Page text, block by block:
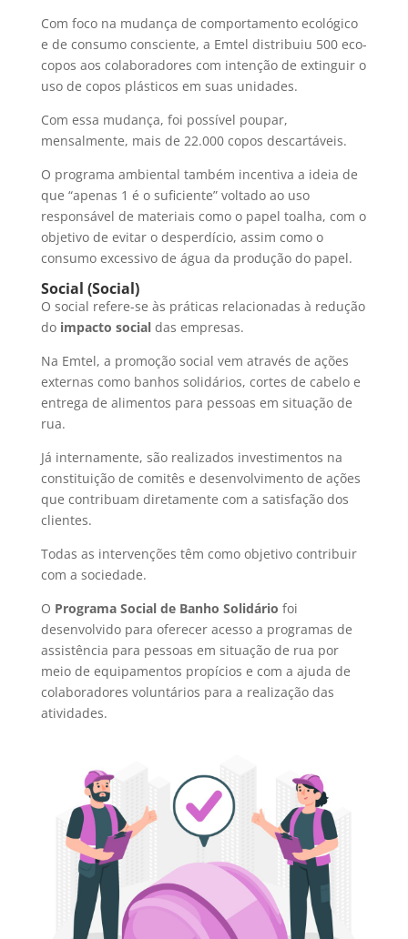
Com foco na mudança de comportamento ecológico
e de consumo consciente, a Emtel distribuiu 500 eco-
copos aos colaboradores com intenção de extinguir o
uso de copos plásticos em suas unidades.
Com essa mudança, foi possível poupar,
mensalmente, mais de 22.000 copos descartáveis.
O programa ambiental também incentiva a ideia de
que “apenas 1 é o suficiente” voltado ao uso
responsável de materiais como o papel toalha, com o
objetivo de evitar o desperdício, assim como o
consumo excessivo de água da produção do papel.
Social (Social)
O social refere-se às práticas relacionadas à redução
do impacto social das empresas.
Na Emtel, a promoção social vem através de ações
externas como banhos solidários, cortes de cabelo e
entrega de alimentos para pessoas em situação de
rua.
Já internamente, são realizados investimentos na
constituição de comitês e desenvolvimento de ações
que contribuam diretamente com a satisfação dos
clientes.
Todas as intervenções têm como objetivo contribuir
com a sociedade.
O Programa Social de Banho Solidário foi
desenvolvido para oferecer acesso a programas de
assistência para pessoas em situação de rua por
meio de equipamentos propícios e com a ajuda de
colaboradores voluntários para a realização das
atividades.